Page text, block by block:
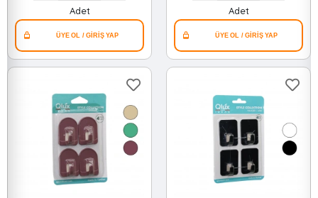
Adet
Kapak )*18=k
Adet